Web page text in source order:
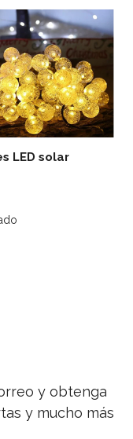
LED solar
y obtenga
y mucho más